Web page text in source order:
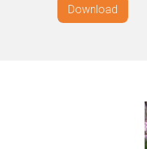
Download